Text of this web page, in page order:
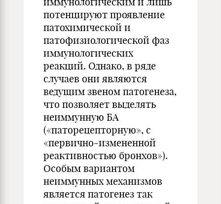
потенцируют проявление
патохимической и
патофизиологической фаз
иммунологических
реакций. Однако, в ряде
случаев они являются
ведущим звеном патогенеза,
что позволяет выделять
неиммунную БА
(«паторецепторную», с
«первично-измененной
реактивностью бронхов»).
Особым вариантом
неиммунных механизмов
является патогенез так